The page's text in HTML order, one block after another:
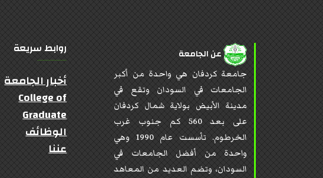
عن الجامعة
جامعة كردفان هي واحدة من أكبر
الجامعات في السودان وتقع في
مدينة الأبيض بولاية شمال كردفان
على بعد 560 كم جنوب غرب
الخرطوم. تأسست عام 1990 وهي
واحدة من أفضل الجامعات في
السودان، وتضم العديد من المعاهد
روابط سريعة
أخبار الجامعة
College of
Graduate
الوظائف
عننا